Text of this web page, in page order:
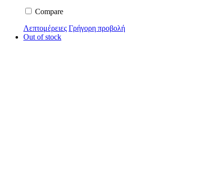
Compare
Λεπτομέρειες Γρήγορη προβολή
Out of stock